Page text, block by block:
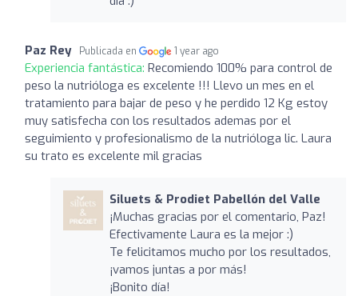
Paz Rey Publicada en 1 year ago
Experiencia fantástica: Recomiendo 100% para control de
peso la nutrióloga es excelente !!! Llevo un mes en el
tratamiento para bajar de peso y he perdido 12 Kg estoy
muy satisfecha con los resultados ademas por el
seguimiento y profesionalismo de la nutrióloga lic. Laura
su trato es excelente mil gracias
Siluets & Prodiet Pabellón del Valle
¡Muchas gracias por el comentario, Paz!
Efectivamente Laura es la mejor :)
Te felicitamos mucho por los resultados,
¡vamos juntas a por más!
¡Bonito día!